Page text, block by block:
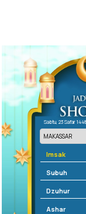
Sabtu, 23 Safar
Imsak
Subuh
Dzuhur
Ashar